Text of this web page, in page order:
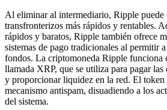
Al eliminar al intermediario, Ripple puede
transfronterizos más rápidos y rentables.
rápidos y baratos, Ripple también ofrece
sistemas de pago tradicionales al permitir
fondos. La criptomoneda Ripple funciona
llamada XRP, que se utiliza para pagar las
y proporcionar liquidez en la red. El
mecanismo antispam, disuadiendo a los
del sistema.